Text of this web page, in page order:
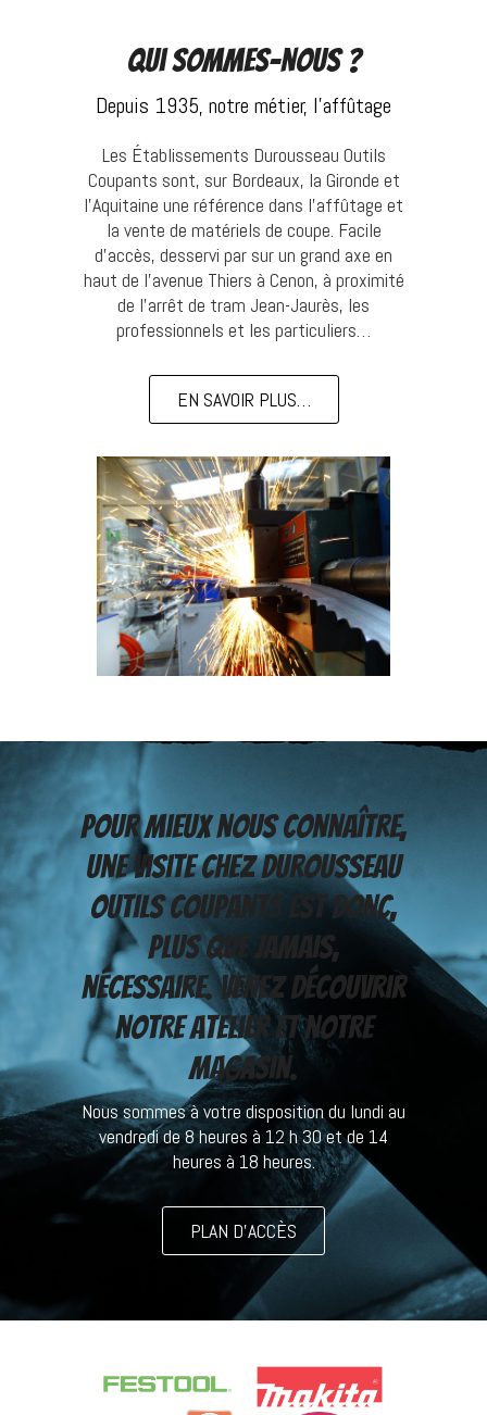
Qui sommes-nous ?
Depuis 1935, notre métier, l’affûtage
Les Établissements Durousseau Outils
Coupants sont, sur Bordeaux, la Gironde et
l’Aquitaine une référence dans l’affûtage et
la vente de matériels de coupe. Facile
d’accès, desservi par sur un grand axe en
haut de l’avenue Thiers à Cenon, à proximité
de l’arrêt de tram Jean-Jaurès, les
professionnels et les particuliers…
EN SAVOIR PLUS…
Pour mieux nous connaître,
une visite chez Durousseau
Outils Coupants est donc,
plus que jamais,
nécessaire. Venez découvrir
notre atelier et notre
magasin.
Nous sommes à votre disposition du lundi au
vendredi de 8 heures à 12 h 30 et de 14
heures à 18 heures.
PLAN D’ACCÈS